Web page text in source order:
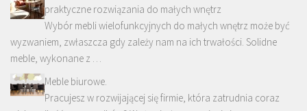
praktyczne rozwiązania do małych wnętrz
Wybór mebli wielofunkcyjnych do małych wnętrz może być
wyzwaniem, zwłaszcza gdy zależy nam na ich trwałości. Solidne
meble, wykonane z …
Meble biurowe.
Pracujesz w rozwijającej się firmie, która zatrudnia coraz